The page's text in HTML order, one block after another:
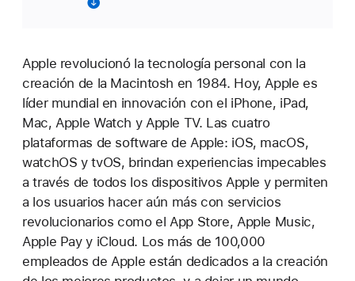
Apple revolucionó la tecnología personal con la
creación de la Macintosh en 1984. Hoy, Apple es
líder mundial en innovación con el iPhone, iPad,
Mac, Apple Watch y Apple TV. Las cuatro
plataformas de software de Apple: iOS, macOS,
watchOS y tvOS, brindan experiencias impecables
a través de todos los dispositivos Apple y permiten
a los usuarios hacer aún más con servicios
revolucionarios como el App Store, Apple Music,
Apple Pay y iCloud. Los más de 100,000
empleados de Apple están dedicados a la creación